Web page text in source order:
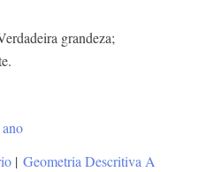
grandeza;
ano
| Geometria Descritiva A